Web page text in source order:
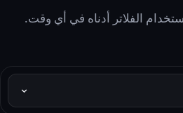
الفلاتر أدناه في أي وقت.